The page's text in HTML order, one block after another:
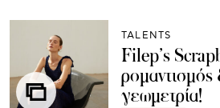
TALENTS
Filep’s
γεωμετρία!